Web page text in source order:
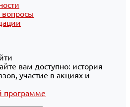
вопросы
вам доступно: история
участие в акциях и
программе